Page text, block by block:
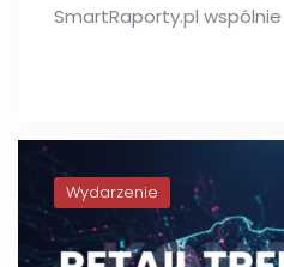
SmartRaporty.pl
Wydarzenie